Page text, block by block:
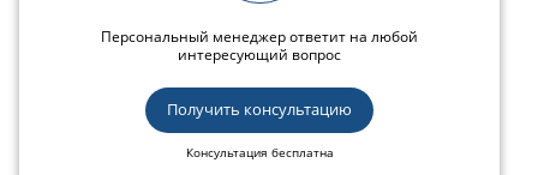
Персональный менеджер ответит на любой
интересующий вопрос
Получить консультацию
Консультация бесплатна